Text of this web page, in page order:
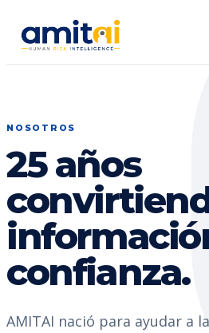
NOSOTROS
25 años
confianza.
AMITAI nació para ayudar a